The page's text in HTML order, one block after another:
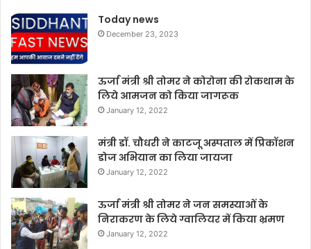
Today news
December 23, 2023
ऊर्जा मंत्री श्री तोमर ने कोरोना की रोकथाम के
लिये आमजन को किया जागरूक
January 12, 2022
मंत्री डॉ. चौधरी ने काटजू अस्पताल में प्रिकॉशन
डोज अभियान का लिया जायजा
January 12, 2022
ऊर्जा मंत्री श्री तोमर ने जन समस्याओं के
निराकरण के लिये ग्वालियर में किया भ्रमण
January 12, 2022